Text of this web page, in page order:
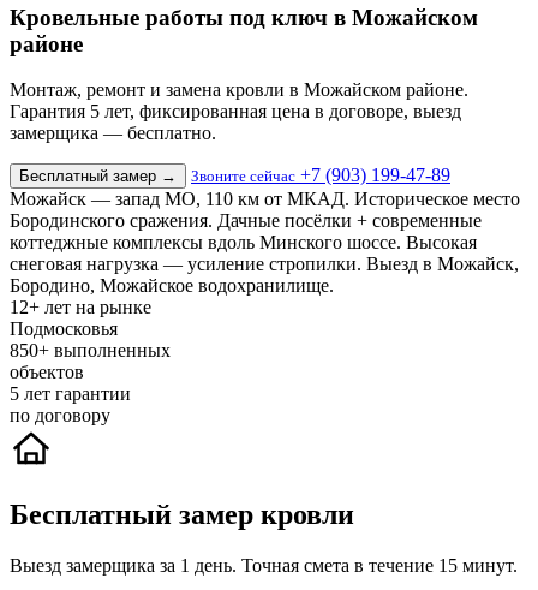
Кровельные работы под ключ в Можайском
районе
Монтаж, ремонт и замена кровли в Можайском районе.
Гарантия 5 лет, фиксированная цена в договоре, выезд
замерщика — бесплатно.
Бесплатный замер → Звоните сейчас +7 (903) 199-47-89
Можайск — запад МО, 110 км от МКАД. Историческое место
Бородинского сражения. Дачные посёлки + современные
коттеджные комплексы вдоль Минского шоссе. Высокая
снеговая нагрузка — усиление стропилки. Выезд в Можайск,
Бородино, Можайское водохранилище.
12+ лет на рынке
Подмосковья
850+ выполненных
объектов
5 лет гарантии
по договору
Бесплатный замер кровли
Выезд замерщика за 1 день. Точная смета в течение 15 минут.